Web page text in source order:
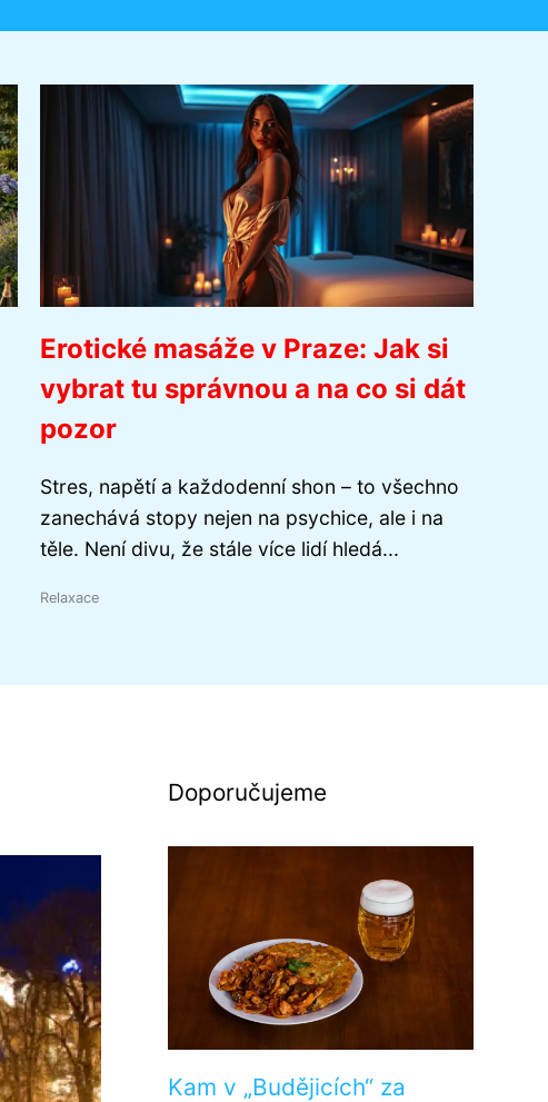
Erotické masáže v Praze: Jak si
vybrat tu správnou a na co si dát
pozor
Stres, napětí a každodenní shon – to všechno
zanechává stopy nejen na psychice, ale i na
těle. Není divu, že stále více lidí hledá...
Relaxace
Doporučujeme
Kam v „Budějicích“ za